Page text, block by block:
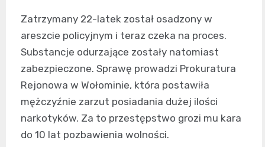
Zatrzymany 22-latek został osadzony w
areszcie policyjnym i teraz czeka na proces.
Substancje odurzające zostały natomiast
zabezpieczone. Sprawę prowadzi Prokuratura
Rejonowa w Wołominie, która postawiła
mężczyźnie zarzut posiadania dużej ilości
narkotyków. Za to przestępstwo grozi mu kara
do 10 lat pozbawienia wolności.